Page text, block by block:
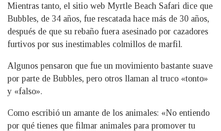
Mientras tanto, el sitio web Myrtle Beach Safari dice que
Bubbles, de 34 años, fue rescatada hace más de 30 años,
después de que su rebaño fuera asesinado por cazadores
furtivos por sus inestimables colmillos de marfil.
Algunos pensaron que fue un movimiento bastante suave
por parte de Bubbles, pero otros llaman al truco «tonto»
y «falso».
Como escribió un amante de los animales: «No entiendo
por qué tienes que filmar animales para promover tu